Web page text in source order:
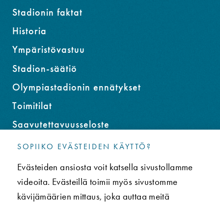
Stadionin faktat
Historia
Ympäristövastuu
Stadion-säätiö
Olympiastadionin ennätykset
Toimitilat
Saavutettavuusseloste
Usein kysytyt kysymykset (UKK)
Tietosuojaseloste
SOPIIKO EVÄSTEIDEN KÄYTTÖ?
Evästeiden ansiosta voit katsella sivustollamme
videoita. Evästeillä toimii myös sivustomme
kävijämäärien mittaus, joka auttaa meitä